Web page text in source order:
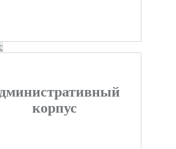
корпус